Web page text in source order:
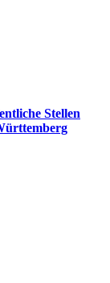
Stellen